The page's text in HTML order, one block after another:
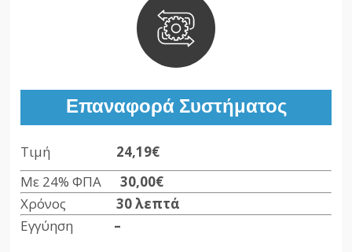
Επαναφορά Συστήματος
Τιμή 24,19€
Με 24% ΦΠΑ30,00€
Χρόνος30 λεπτά
Εγγύηση –